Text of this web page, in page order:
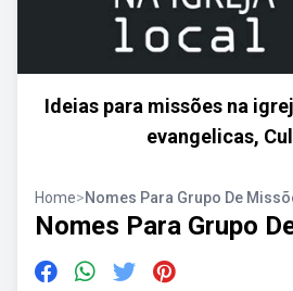
Ideias para missões na
evangelicas,
Home>Nomes Para Grupo De
Nomes Para Grupo